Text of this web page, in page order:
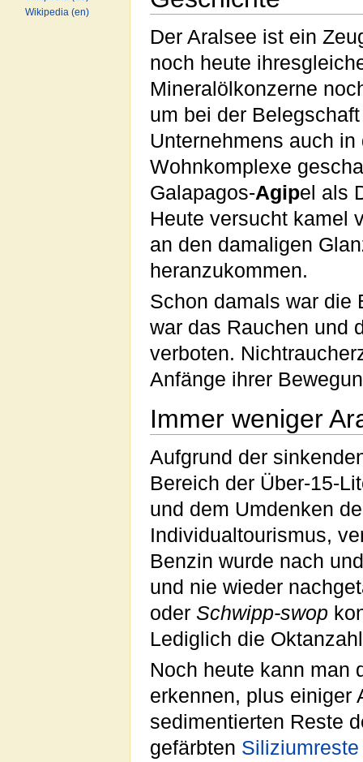
Der Aralsee ist ein
noch heute
Mineralölkonzerne
um bei der
Unternehmens auch
Wohnkomplexe
Galapagos-Agipel als
Heute versucht kamel
an den damaligen
heranzukommen.
Schon damals war die
war das Rauchen und
verboten.
Anfänge ihrer
Immer weniger
Aufgrund der
Bereich der Über-15-
und dem Umdenken
Individualtourismus,
Benzin wurde nach
und nie wieder
oder Schwipp-swop
Lediglich die
Noch heute kann man
erkennen, plus einiger
sedimentierten Reste
gefärbten Siliziumreste
Wikipedia (en)